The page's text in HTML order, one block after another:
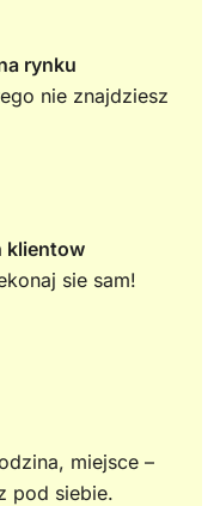
rynku
nie znajdziesz
klientow
sie sam!
miejsce –
pod siebie.